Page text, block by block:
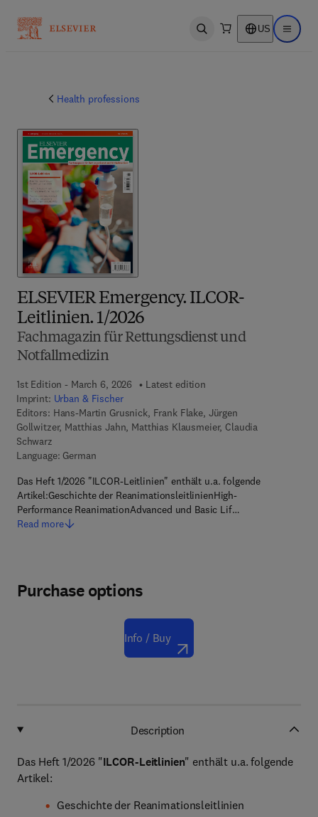
Open search US Open
Health professions
ELSEVIER Emergency. ILCOR-
Leitlinien. 1/2026
Fachmagazin für Rettungsdienst und
Notfallmedizin
1st Edition - March 6, 2026
Latest edition
Imprint: Urban & Fischer
Editors: Hans-Martin Grusnick, Frank Flake, Jürgen
Gollwitzer, Matthias Jahn, Matthias Klausmeier, Claudia
Schwarz
Language: German
Das Heft 1/2026 "ILCOR-Leitlinien" enthält u.a. folgende
Artikel:Geschichte der ReanimationsleitlinienHigh-
Performance ReanimationAdvanced und Basic Lif…
Read more
Purchase options
Info / Buy
Description
Das Heft 1/2026 "ILCOR-Leitlinien" enthält u.a. folgende
Artikel:
Geschichte der Reanimationsleitlinien